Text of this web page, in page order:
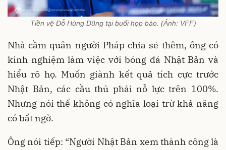
Tiền vệ Đỗ Hùng Dũng tại buổi họp báo. (Ảnh: VFF)
Nhà cầm quân người Pháp chia sẻ thêm, ông có
kinh nghiệm làm việc với bóng đá Nhật Bản và
hiểu rõ họ. Muốn giành kết quả tích cực trước
Nhật Bản, các cầu thủ phải nỗ lực trên 100%.
Nhưng nói thế không có nghĩa loại trừ khả năng
có bất ngờ.
Ông nói tiếp: “Người Nhật Bản xem thành công là